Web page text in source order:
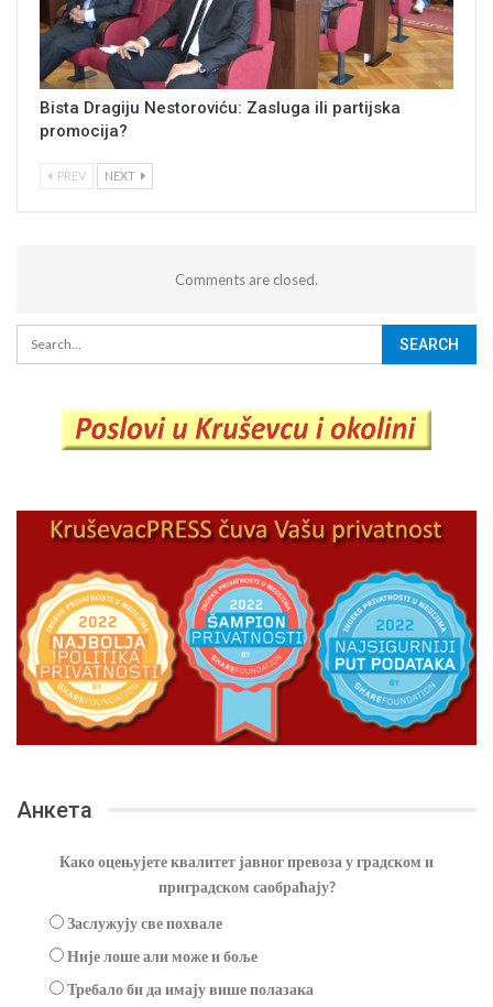
Bista Dragiju Nestoroviću: Zasluga ili partijska
promocija?
PREV NEXT
Comments are closed.
Анкета
Како оцењујете квалитет јавног превоза у градском и
приградском саобраћају?
Заслужују све похвале
Није лоше али може и боље
Требало би да имају више полазака